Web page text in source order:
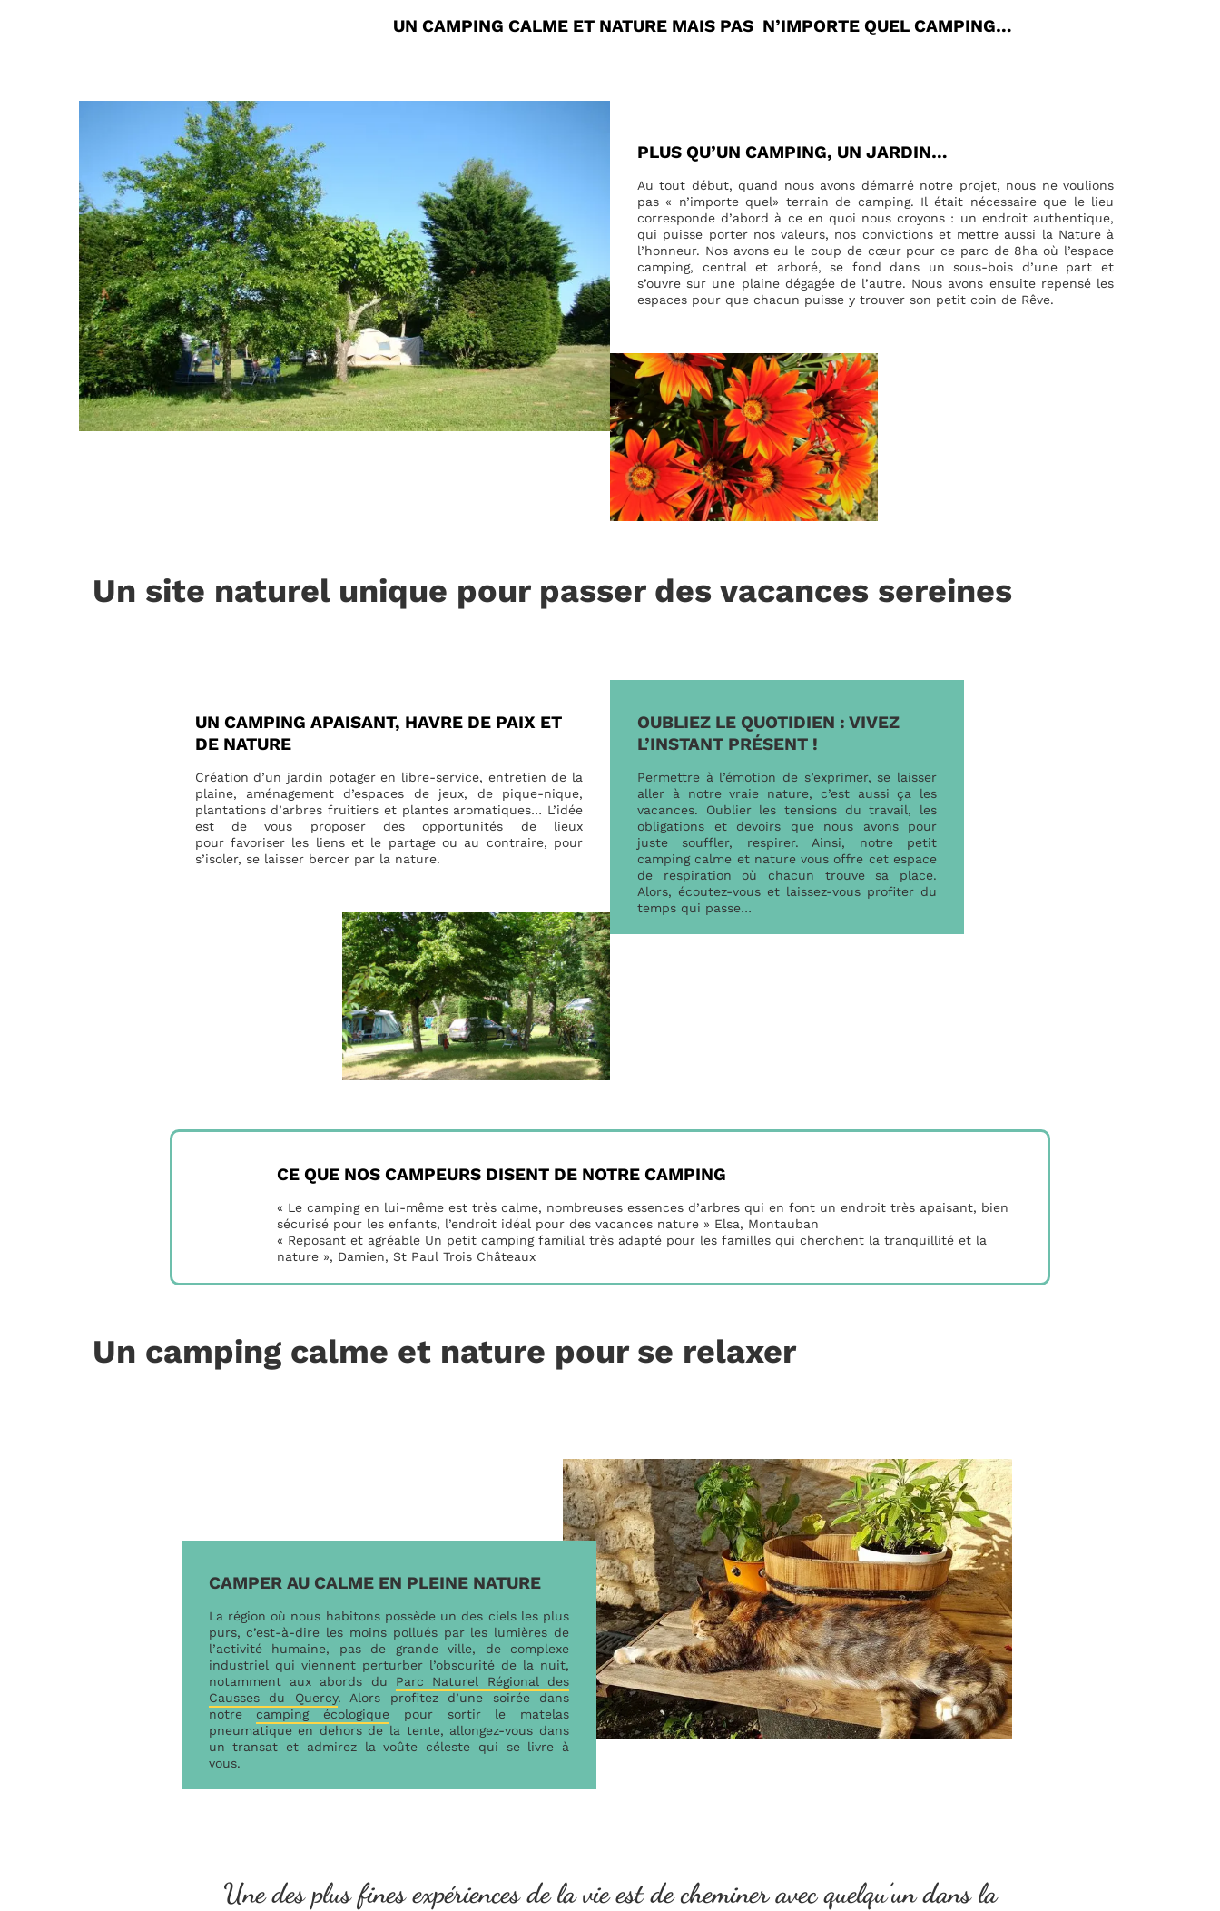
UN CAMPING CALME ET NATURE MAIS PAS N’IMPORTE QUEL CAMPING…
PLUS QU’UN CAMPING, UN JARDIN…
Au tout début, quand nous avons démarré notre projet, nous ne voulions
pas « n’importe quel» terrain de camping. Il était nécessaire que le lieu
corresponde d’abord à ce en quoi nous croyons : un endroit authentique,
qui puisse porter nos valeurs, nos convictions et mettre aussi la Nature à
l’honneur. Nos avons eu le coup de cœur pour ce parc de 8ha où l’espace
camping, central et arboré, se fond dans un sous-bois d’une part et
s’ouvre sur une plaine dégagée de l’autre. Nous avons ensuite repensé les
espaces pour que chacun puisse y trouver son petit coin de Rêve.
Un site naturel unique pour passer des vacances sereines
UN CAMPING APAISANT, HAVRE DE PAIX ET
DE NATURE
Création d’un jardin potager en libre-service, entretien de la
plaine, aménagement d’espaces de jeux, de pique-nique,
plantations d’arbres fruitiers et plantes aromatiques… L’idée
est de vous proposer des opportunités de lieux
pour favoriser les liens et le partage ou au contraire, pour
s’isoler, se laisser bercer par la nature.
OUBLIEZ LE QUOTIDIEN : VIVEZ
L’INSTANT PRÉSENT !
Permettre à l’émotion de s’exprimer, se laisser
aller à notre vraie nature, c’est aussi ça les
vacances. Oublier les tensions du travail, les
obligations et devoirs que nous avons pour
juste souffler, respirer. Ainsi, notre petit
camping calme et nature vous offre cet espace
de respiration où chacun trouve sa place.
Alors, écoutez-vous et laissez-vous profiter du
temps qui passe…
CE QUE NOS CAMPEURS DISENT DE NOTRE CAMPING
« Le camping en lui-même est très calme, nombreuses essences d’arbres qui en font un endroit très apaisant, bien
sécurisé pour les enfants, l’endroit idéal pour des vacances nature » Elsa, Montauban
« Reposant et agréable Un petit camping familial très adapté pour les familles qui cherchent la tranquillité et la
nature », Damien, St Paul Trois Châteaux
Un camping calme et nature pour se relaxer
CAMPER AU CALME EN PLEINE NATURE
La région où nous habitons possède un des ciels les plus
purs, c’est-à-dire les moins pollués par les lumières de
l’activité humaine, pas de grande ville, de complexe
industriel qui viennent perturber l’obscurité de la nuit,
notamment aux abords du Parc Naturel Régional des
Causses du Quercy. Alors profitez d’une soirée dans
notre camping écologique pour sortir le matelas
pneumatique en dehors de la tente, allongez-vous dans
un transat et admirez la voûte céleste qui se livre à
vous.
Une des plus fines expériences de la vie est de cheminer avec quelqu’un dans la